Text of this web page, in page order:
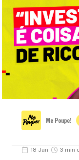
Me Poupe!
18 Jan 3 min